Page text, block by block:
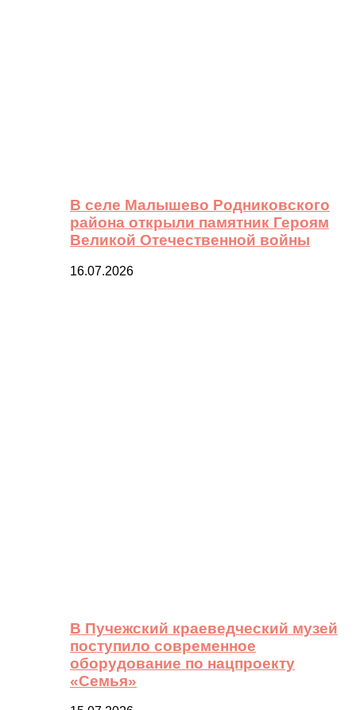
В селе Малышево Родниковского
района открыли памятник Героям
Великой Отечественной войны
16.07.2026
В Пучежский краеведческий музей
поступило современное
оборудование по нацпроекту
«Семья»